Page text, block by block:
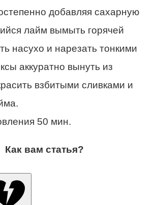
добавляя сахарную
лайм вымыть горячей
насухо и нарезать тонкими
аккуратно вынуть из
взбитыми сливками и
50 мин.
Как вам статья?